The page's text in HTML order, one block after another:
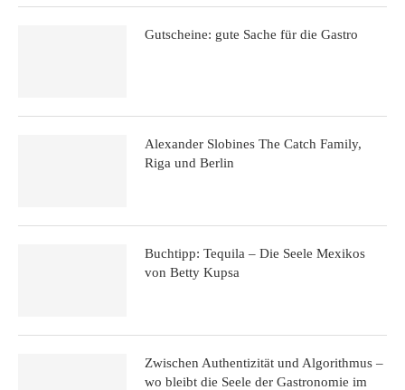
Gutscheine: gute Sache für die Gastro
Alexander Slobines The Catch Family,
Riga und Berlin
Buchtipp: Tequila – Die Seele Mexikos
von Betty Kupsa
Zwischen Authentizität und Algorithmus –
wo bleibt die Seele der Gastronomie im